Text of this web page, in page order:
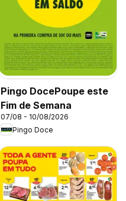
Pingo DocePoupe este
Fim de Semana
07/08 - 10/08/2026
Pingo Doce